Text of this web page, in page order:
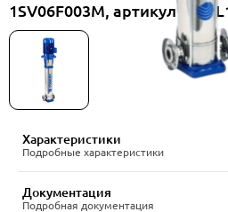
1SV06F003M, артикул
Характеристики
Подробные характеристики
Документация
Подробная документация